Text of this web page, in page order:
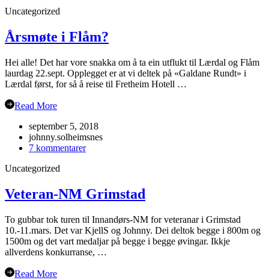
Uncategorized
Årsmøte i Flåm?
Hei alle! Det har vore snakka om å ta ein utflukt til Lærdal og Flåm
laurdag 22.sept. Opplegget er at vi deltek på «Galdane Rundt» i
Lærdal først, for så å reise til Fretheim Hotell …
Read More
september 5, 2018
johnny.solheimsnes
7 kommentarertil
Uncategorized
Veteran-NM Grimstad
To gubbar tok turen til Innandørs-NM for veteranar i Grimstad
10.-11.mars. Det var KjellS og Johnny. Dei deltok begge i 800m og
1500m og det vart medaljar på begge i begge øvingar. Ikkje
allverdens konkurranse, …
Read More